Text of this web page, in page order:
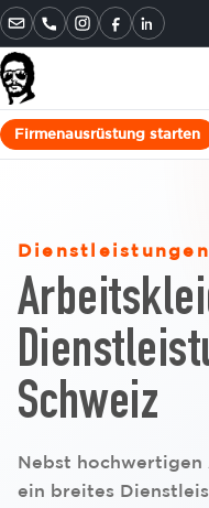
Instagram
FacebookLinkedIn
Firmenausrüstung starten
Dienstleistungen
Schweiz
Nebst
ein breites